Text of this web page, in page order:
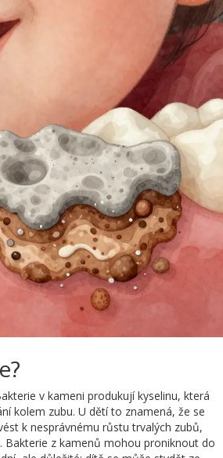
v kameni produkují kyselinu, která
kolem zubu. U dětí to znamená, že se
k nesprávnému růstu trvalých zubů,
. Bakterie z kamenů mohou proniknout do